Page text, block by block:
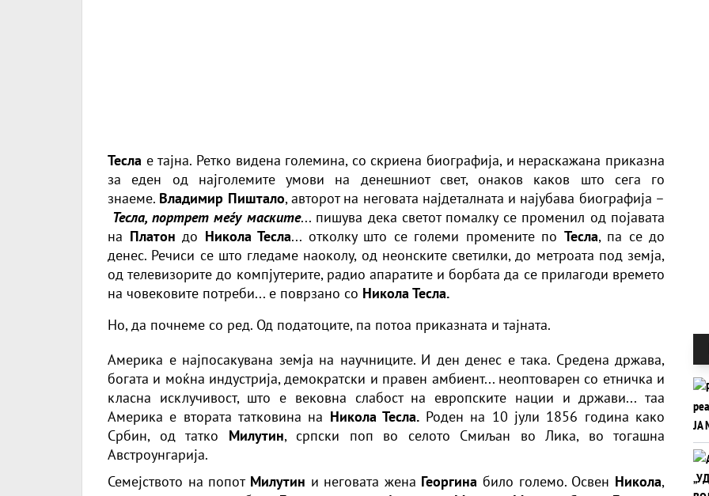
Тесла е тајна. Ретко видена големина, со скриена биографија, и нераскажана приказна
за еден од најголемите умови на денешниот свет, онаков каков што сега го
знаеме. Владимир Пиштало, авторот на неговата најдеталната и најубава биографија –
Тесла, портрет меѓу маските... пишува дека светот помалку се променил од појавата
на Платон до Никола Тесла... отколку што се големи промените по Тесла, па се до
денес. Речиси се што гледаме наоколу, од неонските светилки, до метроата под земја,
од телевизорите до компјутерите, радио апаратите и борбата да се прилагоди времето
на човековите потреби... е поврзано со Никола Тесла.
Но, да почнеме со ред. Од податоците, па потоа приказната и тајната.
Америка е најпосакувана земја на научниците. И ден денес е така. Средена држава,
богата и моќна индустрија, демократски и правен амбиент... неоптоварен со етничка и
класна исклучивост, што е вековна слабост на европските нации и држави... таа
Америка е втората татковина на Никола Тесла.Роден на 10 јули 1856 година како
Србин, од татко Милутин, српски поп во селото Смиљан во Лика, во тогашна
Австроунгарија.
Семејството на попот Милутин и неговата жена Георгина било големо. Освен Никола,